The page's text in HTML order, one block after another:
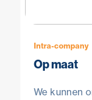
Intra-company
Op maat
We kunnen